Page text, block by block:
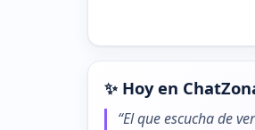
✨ Hoy en
“El que escucha de